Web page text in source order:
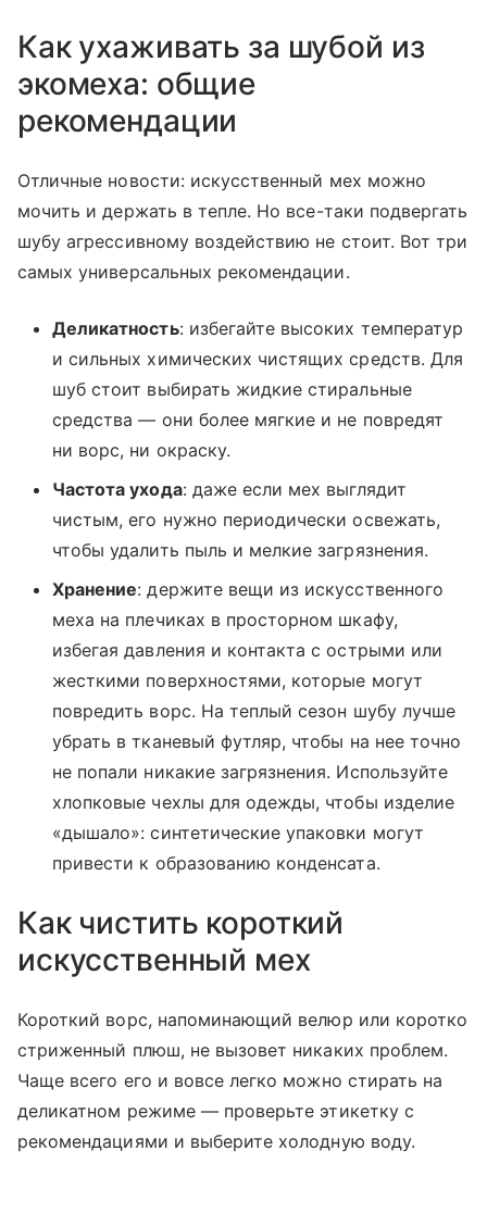
Как ухаживать за шубой из
экомеха: общие
рекомендации
Отличные новости: искусственный мех можно
мочить и держать в тепле. Но все-таки подвергать
шубу агрессивному воздействию не стоит. Вот три
самых универсальных рекомендации.
Деликатность: избегайте высоких температур
и сильных химических чистящих средств. Для
шуб стоит выбирать жидкие стиральные
средства — они более мягкие и не повредят
ни ворс, ни окраску.
Частота ухода: даже если мех выглядит
чистым, его нужно периодически освежать,
чтобы удалить пыль и мелкие загрязнения.
Хранение: держите вещи из искусственного
меха на плечиках в просторном шкафу,
избегая давления и контакта с острыми или
жесткими поверхностями, которые могут
повредить ворс. На теплый сезон шубу лучше
убрать в тканевый футляр, чтобы на нее точно
не попали никакие загрязнения. Используйте
хлопковые чехлы для одежды, чтобы изделие
«дышало»: синтетические упаковки могут
привести к образованию конденсата.
Как чистить короткий
искусственный мех
Короткий ворс, напоминающий велюр или коротко
стриженный плюш, не вызовет никаких проблем.
Чаще всего его и вовсе легко можно стирать на
деликатном режиме — проверьте этикетку с
рекомендациями и выберите холодную воду.